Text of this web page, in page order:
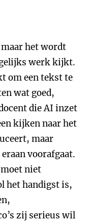
het wordt
werk kijkt.
om een tekst te
wat goed,
die AI inzet
kijken naar het
maar
voorafgaat.
niet
het handigst is,
zij serieus wil